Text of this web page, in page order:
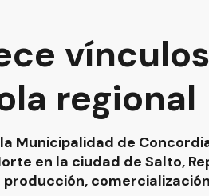
regional
Municipalidad de
en la ciudad de Salto,